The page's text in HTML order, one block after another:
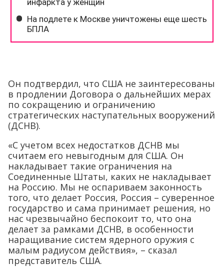
Он подтвердил, что США не заинтересованы
в продлении Договора о дальнейших мерах
по сокращению и ограничению
стратегических наступательных вооружений
(ДСНВ).
«С учетом всех недостатков ДСНВ мы
считаем его невыгодным для США. Он
накладывает такие ограничения на
Соединенные Штаты, каких не накладывает
на Россию. Мы не оспариваем законность
того, что делает Россия, Россия – суверенное
государство и сама принимает решения, но
нас чрезвычайно беспокоит то, что она
делает за рамками ДСНВ, в особенности
наращивание систем ядерного оружия с
малым радиусом действия», – сказал
представитель США.